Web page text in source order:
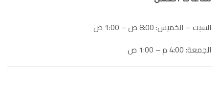
السبت – الخميس: 8:00 ص – 1:00 ص
الجمعة: 4:00 م – 1:00 ص